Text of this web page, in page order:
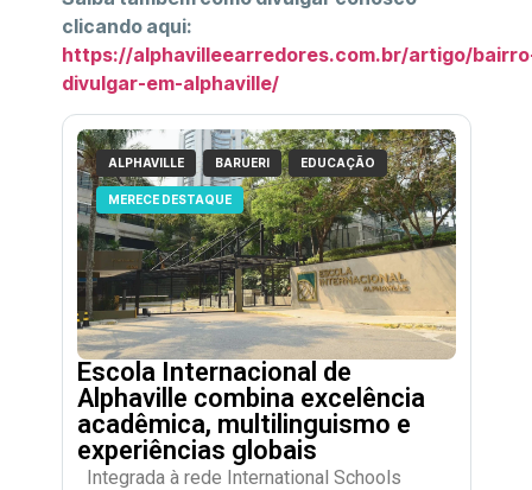
clicando aqui:
https://alphavilleearredores.com.br/artigo/
divulgar-em-alphaville/
ALPHAVILLE BARUERI EDUCAÇÃO
MERECE DESTAQUE
Escola Internacional de
Alphaville combina excelência
acadêmica, multilinguismo e
experiências globais
Integrada à rede International Schools